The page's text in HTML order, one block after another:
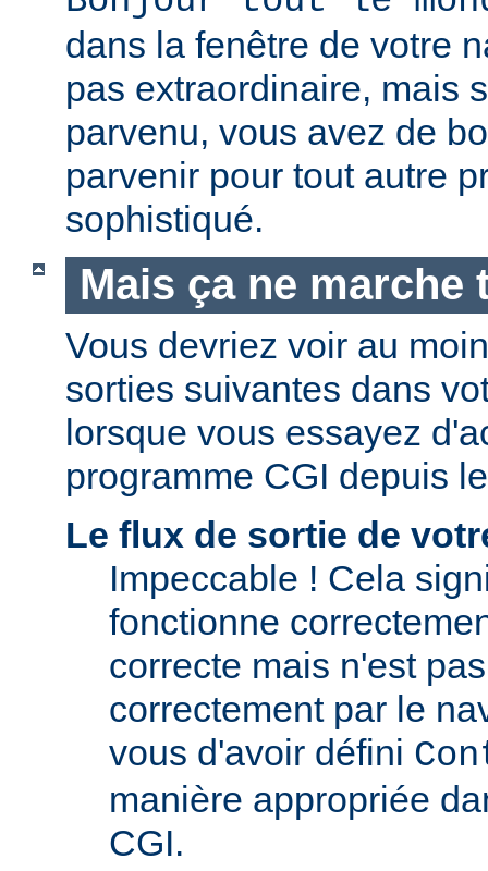
dans la fenêtre de votre
pas extraordinaire, mais
parvenu, vous avez de
parvenir pour tout autre
sophistiqué.
Mais ça ne marche
Vous devriez voir au
sorties suivantes dans
lorsque vous essayez
programme CGI depuis
Le flux de sortie de
Impeccable ! Cela
fonctionne
correcte mais n'est
correctement par le
vous d'avoir défini
manière appropriée
CGI.